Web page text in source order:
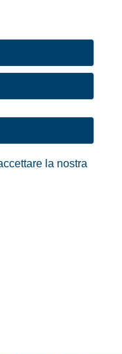
la nostra